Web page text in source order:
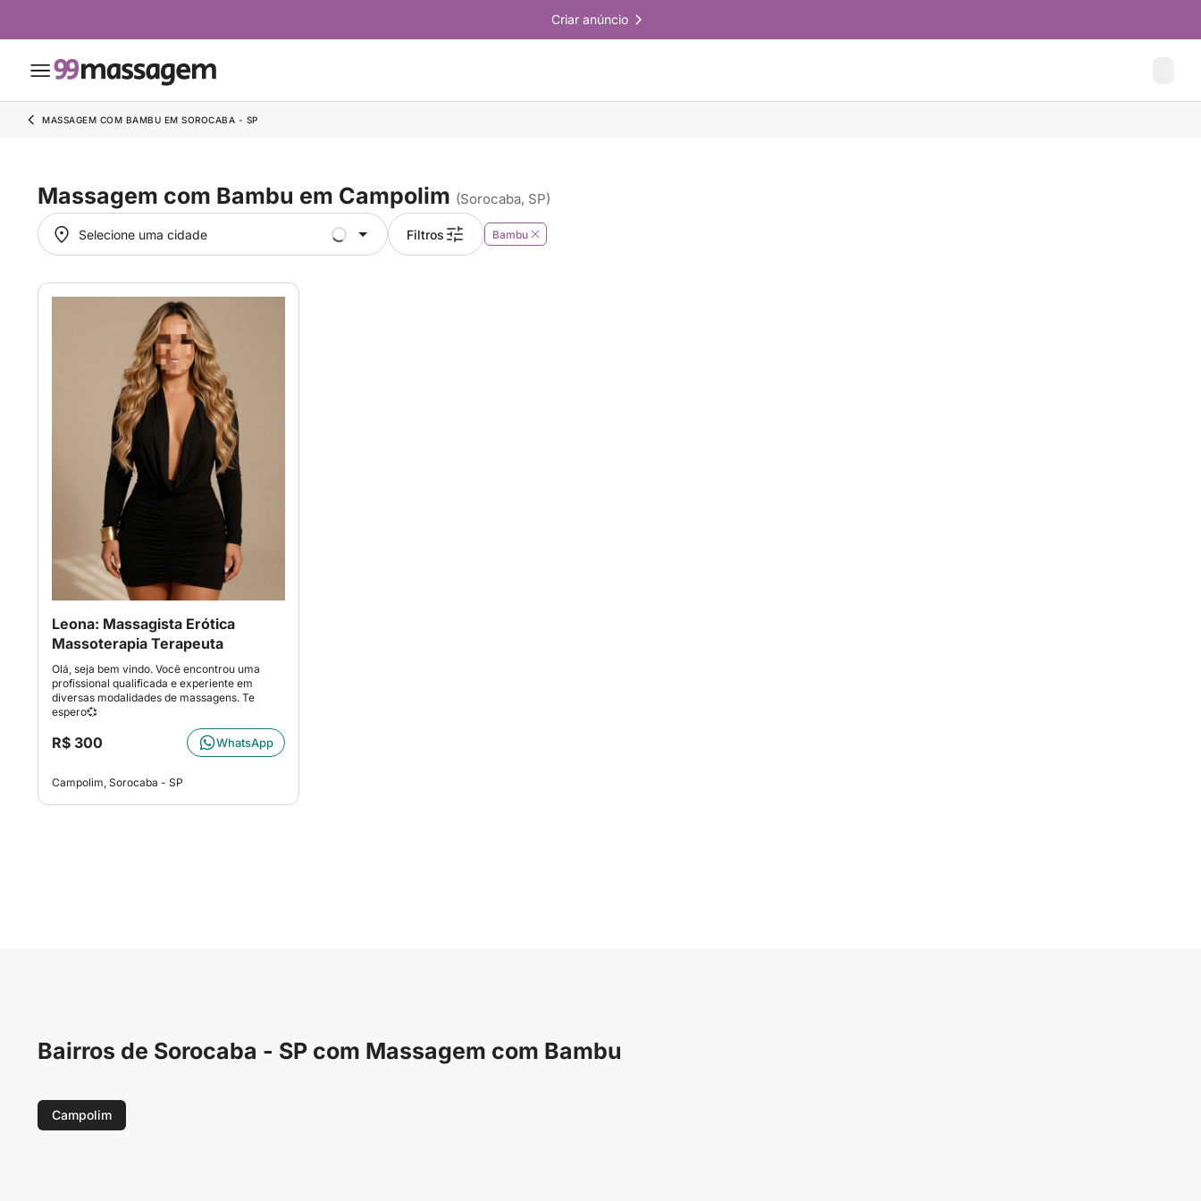
Criar anúncio
MASSAGEM COM BAMBU EM SOROCABA - SP
Massagem com Bambu em Campolim (Sorocaba, SP)
Selecione uma cidade
Selecione uma cidade Filtros Bambu
Leona: Massagista Erótica
Massoterapia Terapeuta
Olá, seja bem vindo. Você encontrou uma
profissional qualificada e experiente em
diversas modalidades de massagens. Te
espero💞
R$ 300 WhatsApp
Campolim, Sorocaba - SP
Bairros de Sorocaba - SP com Massagem com Bambu
Campolim